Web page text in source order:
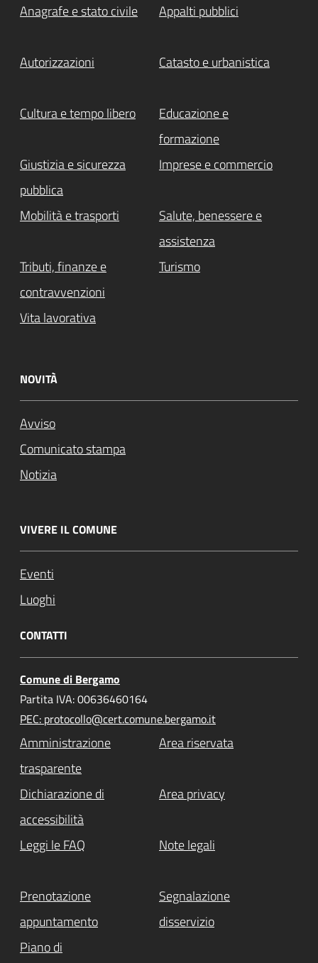
Anagrafe e stato civile Appalti pubblici
Autorizzazioni Catasto e urbanistica
Cultura e tempo libero
Educazione e
formazione
Giustizia e sicurezza
pubblica
Imprese e commercio
Mobilità e trasporti
Salute, benessere e
assistenza
Tributi, finanze e
contravvenzioni
Turismo
Vita lavorativa
NOVITÀ
Avviso
Comunicato stampa
Notizia
VIVERE IL COMUNE
Eventi
Luoghi
CONTATTI
Comune di Bergamo
Partita IVA: 00636460164
PEC: protocollo@cert.comune.bergamo.it
Amministrazione
trasparente
Area riservata
Dichiarazione di
accessibilità
Area privacy
Leggi le FAQ Note legali
Prenotazione
appuntamento
Segnalazione
disservizio
Piano di